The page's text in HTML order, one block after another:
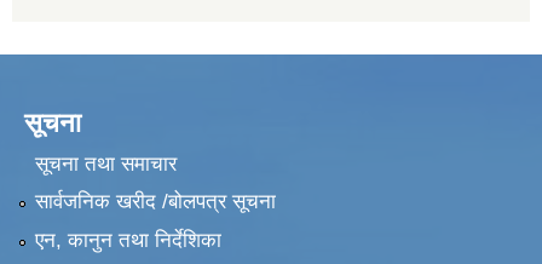
सूचना
सूचना तथा समाचार
सार्वजनिक खरीद /बोलपत्र सूचना
एन, कानुन तथा निर्देशिका